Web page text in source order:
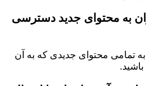
به محتوای جدید دسترسی
به تمامی محتوای جدیدی که به آن